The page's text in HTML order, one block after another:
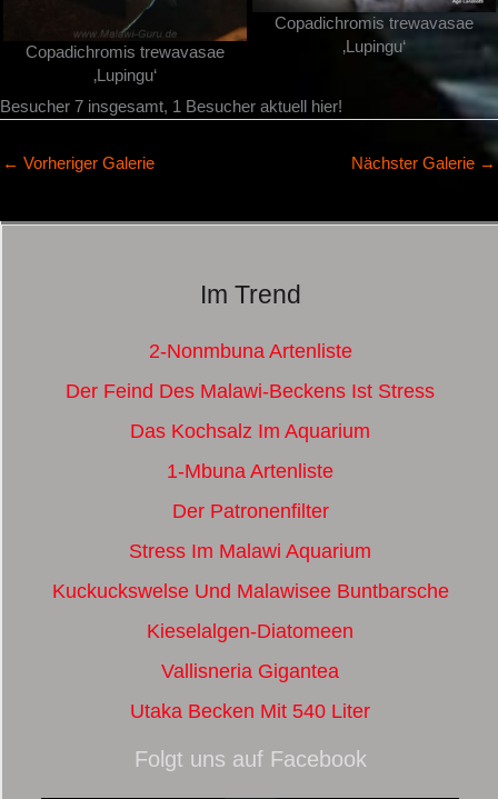
Copadichromis trewavasae
‚Lupingu‘
Copadichromis trewavasae
‚Lupingu‘
Besucher 7 insgesamt, 1 Besucher aktuell hier!
← Vorheriger Galerie Nächster Galerie →
Im Trend
2-Nonmbuna Artenliste
Der Feind Des Malawi-Beckens Ist Stress
Das Kochsalz Im Aquarium
1-Mbuna Artenliste
Der Patronenfilter
Stress Im Malawi Aquarium
Kuckuckswelse Und Malawisee Buntbarsche
Kieselalgen-Diatomeen
Vallisneria Gigantea
Utaka Becken Mit 540 Liter
Folgt uns auf Facebook